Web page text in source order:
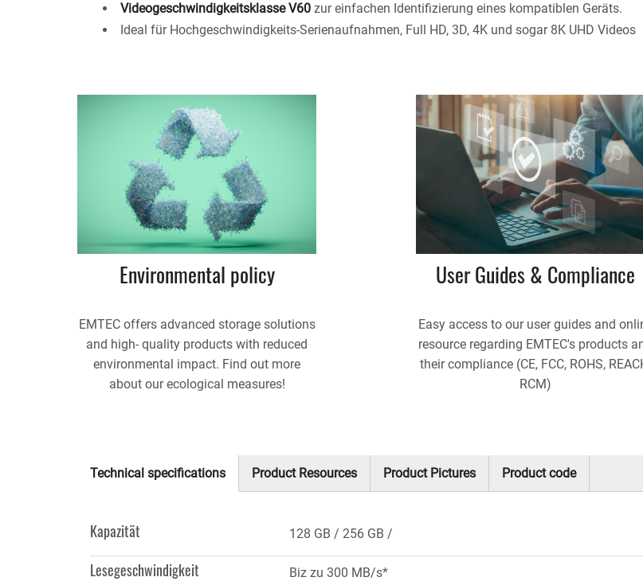
Videogeschwindigkeitsklasse V60 zur einfachen Identifizierung eines kompatiblen Geräts.
Ideal für Hochgeschwindigkeits-Serienaufnahmen, Full HD, 3D, 4K und sogar 8K UHD Videos
Environmental policy
EMTEC offers advanced storage solutions
and high- quality products with reduced
environmental impact. Find out more
about our ecological measures!
User Guides & Compliance
Easy access to our user guides and
resource regarding EMTEC's products
their compliance (CE, FCC, ROHS,
RCM)
Technical specifications
Product Resources Product Pictures Product code
Kapazität 128 GB 256 GB
Lesegeschwindigkeit Biz zu 300 MB/s*